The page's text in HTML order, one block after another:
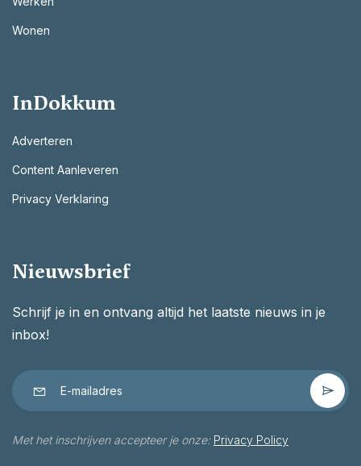
Wonen
InDokkum
Adverteren
Content Aanleveren
Privacy Verklaring
Nieuwsbrief
Schrijf je in en ontvang altijd het laatste nieuws in je
inbox!
Met het inschrijven accepteer je onze: Privacy Policy